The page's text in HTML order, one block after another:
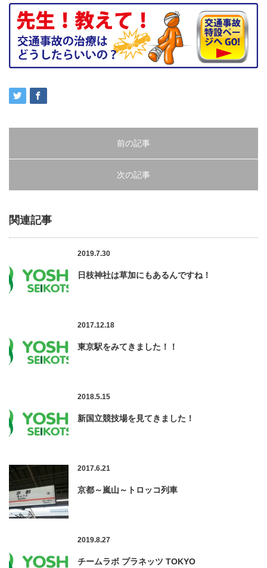
前の記事
次の記事
関連記事
2019.7.30
日枝神社は草加にもあるんですね！
2017.12.18
東京駅をみてきました！！
2018.5.15
新国立競技場を見てきました！
2017.6.21
京都～嵐山～トロッコ列車
2019.8.27
チームラボ プラネッツ TOKYO